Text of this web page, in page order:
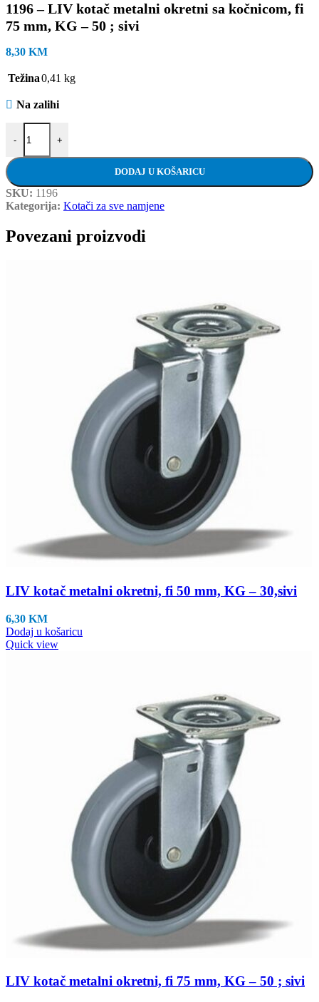
1196 – LIV kotač metalni okretni sa kočnicom, fi
75 mm, KG – 50 ; sivi
8,30 KM
Težina0,41 kg
Na zalihi
-
1196 - LIV kotač metalni okretni sa kočnicom, fi 75 mm, KG - 50 ;
+
DODAJ U KOŠARICU
SKU: 1196
Kategorija: Kotači za sve namjene
Povezani proizvodi
LIV kotač metalni okretni, fi 50 mm, KG – 30,sivi
6,30 KM
Dodaj u košaricu
Quick view
LIV kotač metalni okretni, fi 75 mm, KG – 50 ; sivi